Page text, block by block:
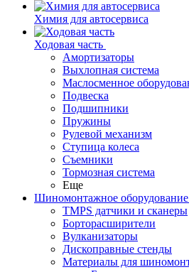
Химия для автосервиса
Ходовая часть
Амортизаторы
Выхлопная система
Маслосменное
Подвеска
Подшипники
Пружины
Рулевой механизм
Ступица колеса
Съемники
Тормозная система
Еще
Шиномонтажное оборудование
TMPS датчики и сканеры
Борторасширители
Вулканизаторы
Дископравные стенды
Материалы для